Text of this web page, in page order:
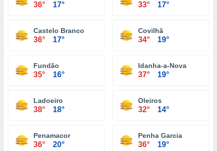
36° 17° 33° 17°
Castelo Branco
36° 17°
Covilhã
34° 19°
Fundão
35° 16°
Idanha-a-Nova
37° 19°
Ladoeiro
38° 18°
Oleiros
32° 14°
Penamacor
36° 20°
Penha Garcia
36° 19°